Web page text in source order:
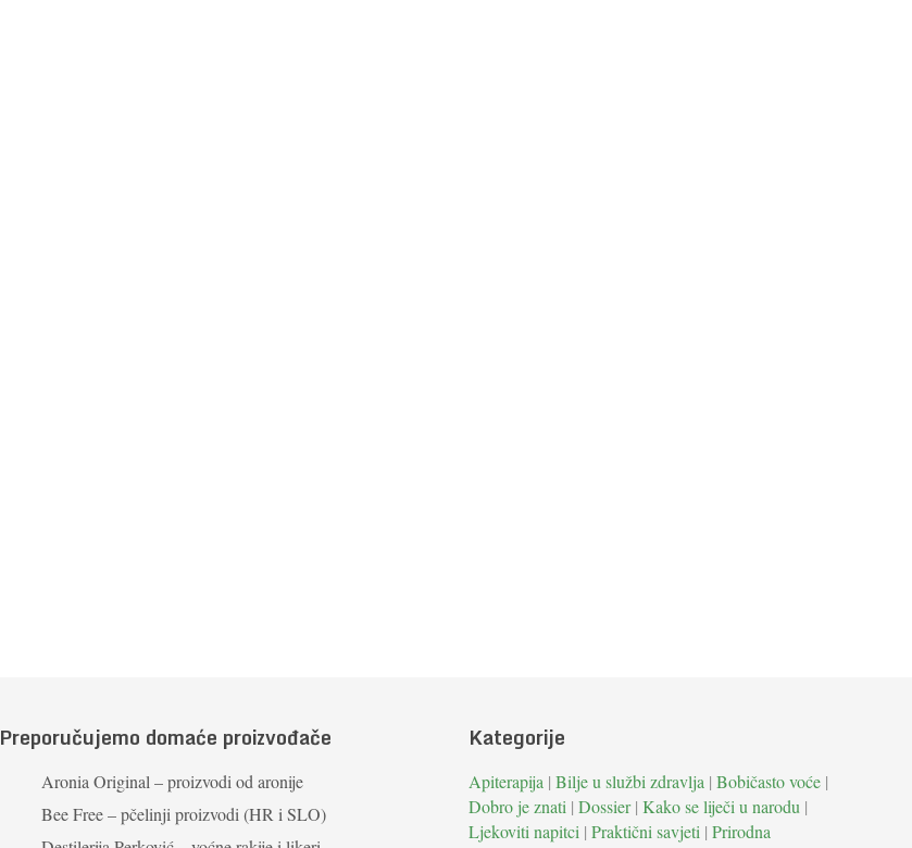
Preporučujemo domaće proizvođače
Aronia Original – proizvodi od aronije
Bee Free – pčelinji proizvodi (HR i SLO)
Kategorije
Apiterapija | Bilje u službi zdravlja | Bobičasto voće |
Dobro je znati | Dossier| Kako se liječi u narodu |
Ljekoviti napitci | Praktični savjeti | Prirodna